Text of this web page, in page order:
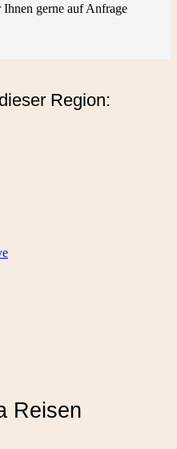
gerne auf Anfrage
Region:
Reisen